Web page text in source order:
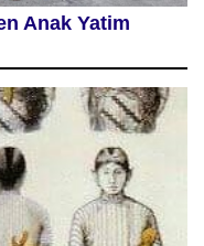
Anak Yatim